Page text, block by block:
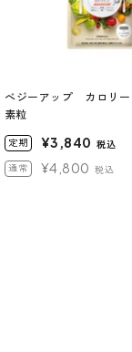
べジーアップ カロリー
素粒
定期 ¥3,840 税込
通常 ¥4,800 税込